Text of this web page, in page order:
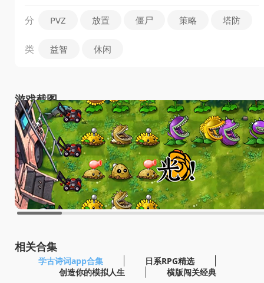
分
类
PVZ 放置 僵尸 策略 塔防
益智 休闲
游戏截图
相关合集
学古诗词app合集
日系RPG精选
创造你的模拟人生
横版闯关经典